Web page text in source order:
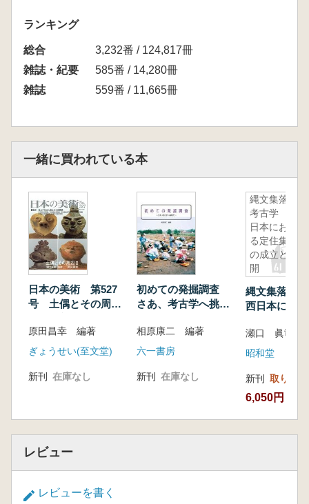
ランキング
総合
3,232番 / 124,817冊
雑誌・紀要
585番 / 14,280冊
雑誌
559番 / 11,665冊
一緒に買われている本
日本の美術 第527
号 土偶とその周辺
原田昌幸 編著
ぎょうせい(至文堂)
新刊 在庫なし
初めての発掘調査
さあ、考古学へ挑戦
相原康二 編著
六一書房
新刊 在庫なし
縄文集落の
考古学 西
日本におけ
る定住集落
の成立と展
開
縄文集落の
西日本にお
瀬口 眞司 著
昭和堂
新刊 取り寄せ
6,050円
レビュー
レビューを書く